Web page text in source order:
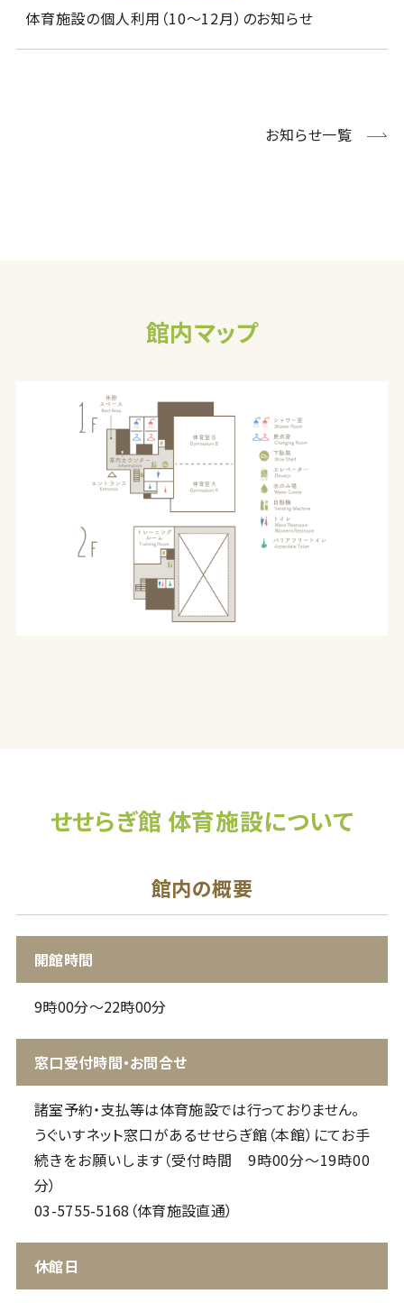
体育施設の個人利用（10～12月）のお知らせ
お知らせ一覧
館内マップ
せせらぎ館 体育施設について
館内の概要
開館時間
9時00分〜22時00分
窓口受付時間・お問合せ
諸室予約・支払等は体育施設では行っておりません。
うぐいすネット窓口があるせせらぎ館（本館）にてお手
続きをお願いします（受付時間 9時00分～19時00
分）
03-5755-5168 （体育施設直通）
休館日